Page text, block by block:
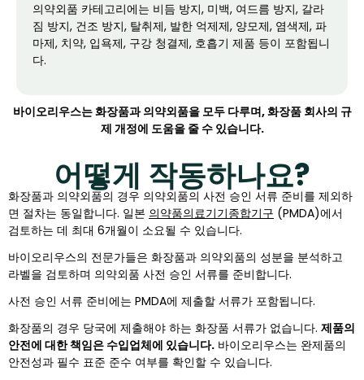
의약외품 카테고리에는 비듬 방지, 미백, 여드름 방지, 갈라
짐 방지, 건조 방지, 탈취제, 발한 억제제, 양모제, 염색제, 파
마제, 치약, 입욕제, 구강 청결제, 호흡기 제품 등이 포함됩니
다.
바이오리우스는 화장품과 의약외품을 모두 다루며, 화장품 회사의 규
제 개정에 도움을 줄 수 있습니다.
어떻게 작동하나요?
화장품과 의약외품의 경우 의약외품의 사전 승인 서류 준비를 제외하
면 절차는 동일합니다. 일본 의약품의료기기종합기구 (PMDA)에서
검토하는 데 최대 6개월이 소요될 수 있습니다.
바이오리우스의 전문가들은 화장품과 의약외품의 성분을 분석하고
라벨을 검토하며 의약외품 사전 승인 서류를 준비합니다.
사전 승인 서류 준비에는 PMDA에 제출할 서류가 포함됩니다.
화장품의 경우 당국에 제출해야 하는 화장품 서류가 없습니다. 제품의
안전에 대한 책임은 수입업체에 있습니다. 바이오리우스는 완제품의
안전성과 필수 표준 준수 여부를 확인할 수 있습니다.